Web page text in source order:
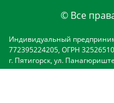
© Все
Индивидуальный
772395224205, ОГРН
г. Пятигорск, ул.